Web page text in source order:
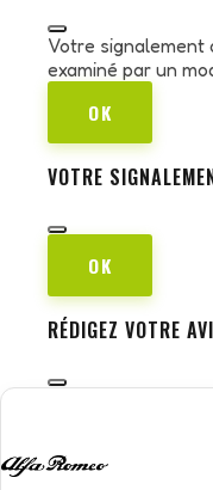
Votre signalement
examiné par un
OK
VOTRE
OK
RÉDIGEZ VOTRE